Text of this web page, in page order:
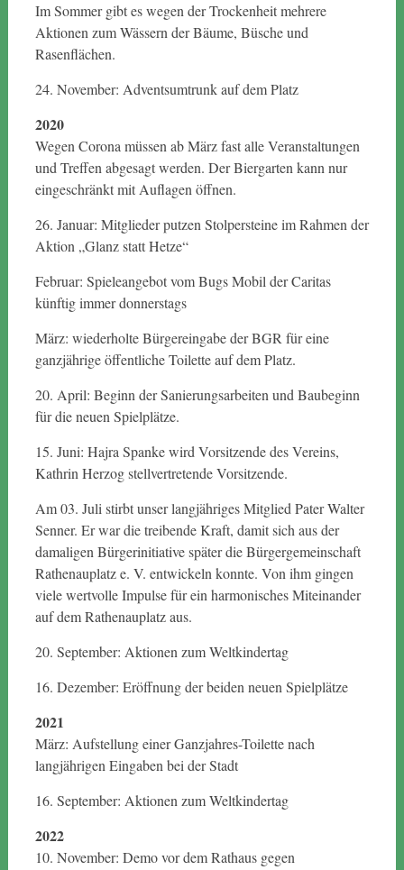
Im Sommer gibt es wegen der Trockenheit mehrere
Aktionen zum Wässern der Bäume, Büsche und
Rasenflächen.
24. November: Adventsumtrunk auf dem Platz
2020
Wegen Corona müssen ab März fast alle Veranstaltungen
und Treffen abgesagt werden. Der Biergarten kann nur
eingeschränkt mit Auflagen öffnen.
26. Januar: Mitglieder putzen Stolpersteine im Rahmen der
Aktion „Glanz statt Hetze“
Februar: Spieleangebot vom Bugs Mobil der Caritas
künftig immer donnerstags
März: wiederholte Bürgereingabe der BGR für eine
ganzjährige öffentliche Toilette auf dem Platz.
20. April: Beginn der Sanierungsarbeiten und Baubeginn
für die neuen Spielplätze.
15. Juni: Hajra Spanke wird Vorsitzende des Vereins,
Kathrin Herzog stellvertretende Vorsitzende.
Am 03. Juli stirbt unser langjähriges Mitglied Pater Walter
Senner. Er war die treibende Kraft, damit sich aus der
damaligen Bürgerinitiative später die Bürgergemeinschaft
Rathenauplatz e. V. entwickeln konnte. Von ihm gingen
viele wertvolle Impulse für ein harmonisches Miteinander
auf dem Rathenauplatz aus.
20. September: Aktionen zum Weltkindertag
16. Dezember: Eröffnung der beiden neuen Spielplätze
2021
März: Aufstellung einer Ganzjahres-Toilette nach
langjährigen Eingaben bei der Stadt
16. September: Aktionen zum Weltkindertag
2022
10. November: Demo vor dem Rathaus gegen